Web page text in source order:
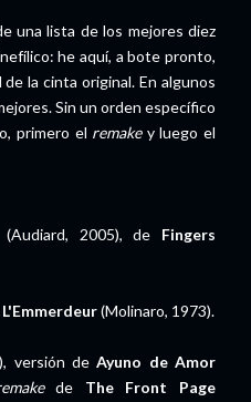
una lista de los mejores diez
he aquí, a bote pronto,
la cinta original. En algunos
Sin un orden específico
primero el remakey luego el
(Audiard, 2005), de Fingers
L'Emmerdeur(Molinaro, 1973).
versión deAyuno de Amor
de The Front Page